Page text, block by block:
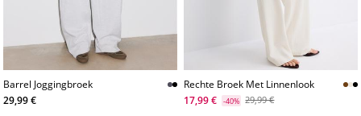
Barrel Joggingbroek
29,99 €
Rechte Broek Met Linnenlook
17,99 €
-40% 29,99 €